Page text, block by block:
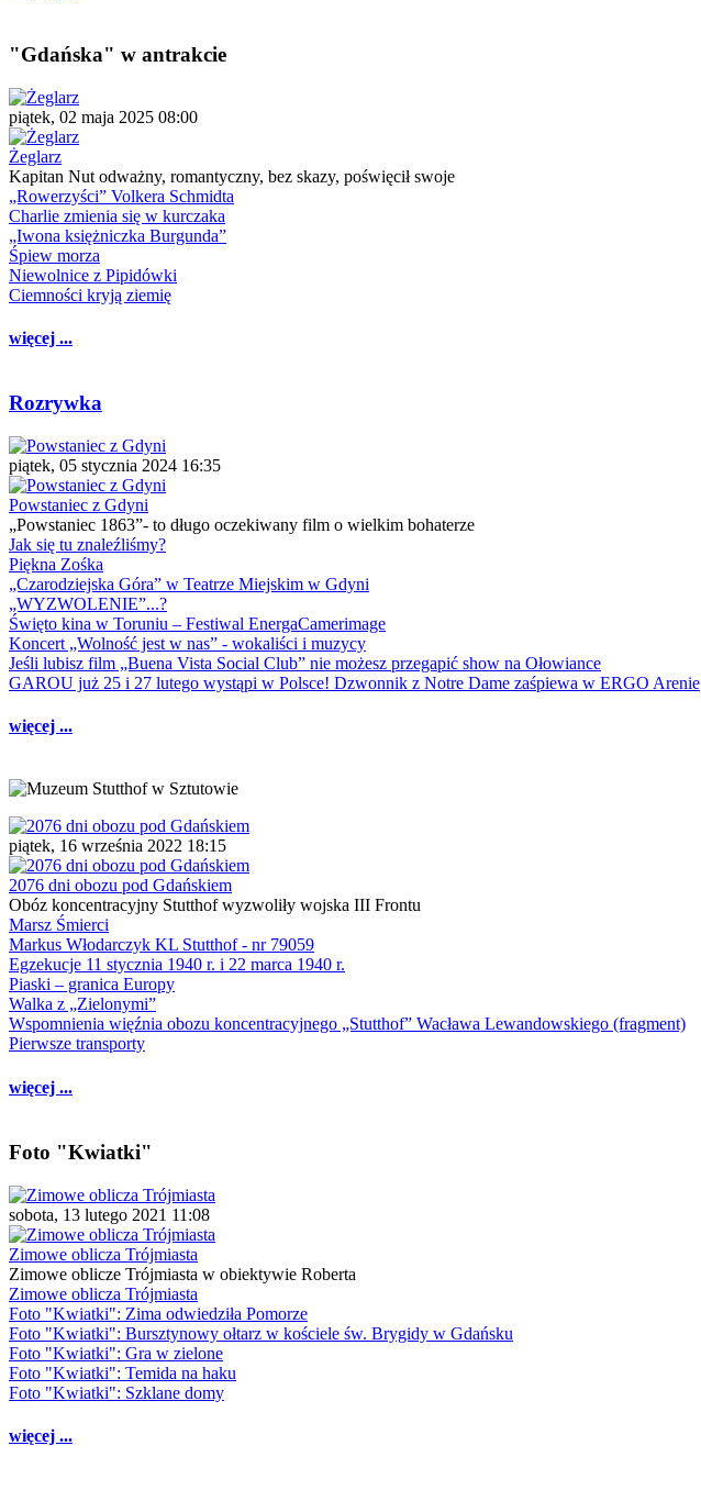
"Gdańska" w antrakcie
piątek, 02 maja 2025 08:00
Żeglarz
Kapitan Nut odważny, romantyczny, bez skazy, poświęcił swoje
„Rowerzyści” Volkera Schmidta
Charlie zmienia się w kurczaka
„Iwona księżniczka Burgunda”
Śpiew morza
Niewolnice z Pipidówki
Ciemności kryją ziemię
więcej ...
Rozrywka
piątek, 05 stycznia 2024 16:35
Powstaniec z Gdyni
„Powstaniec 1863”- to długo oczekiwany film o wielkim bohaterze
Jak się tu znaleźliśmy?
Piękna Zośka
„Czarodziejska Góra” w Teatrze Miejskim w Gdyni
„WYZWOLENIE”...?
Święto kina w Toruniu – Festiwal EnergaCamerimage
Koncert „Wolność jest w nas” - wokaliści i muzycy
Jeśli lubisz film „Buena Vista Social Club” nie możesz przegapić show na Ołowiance
GAROU już 25 i 27 lutego wystąpi w Polsce! Dzwonnik z Notre Dame zaśpiewa w ERGO Arenie
więcej ...
piątek, 16 września 2022 18:15
2076 dni obozu pod Gdańskiem
Obóz koncentracyjny Stutthof wyzwoliły wojska III Frontu
Marsz Śmierci
Markus Włodarczyk KL Stutthof - nr 79059
Egzekucje 11 stycznia 1940 r. i 22 marca 1940 r.
Piaski – granica Europy
Walka z „Zielonymi”
Wspomnienia więźnia obozu koncentracyjnego „Stutthof” Wacława Lewandowskiego (fragment)
Pierwsze transporty
więcej ...
Foto "Kwiatki"
sobota, 13 lutego 2021 11:08
Zimowe oblicza Trójmiasta
Zimowe oblicze Trójmiasta w obiektywie Roberta
Zimowe oblicza Trójmiasta
Foto "Kwiatki": Zima odwiedziła Pomorze
Foto "Kwiatki": Bursztynowy ołtarz w kościele św. Brygidy w Gdańsku
Foto "Kwiatki": Gra w zielone
Foto "Kwiatki": Temida na haku
Foto "Kwiatki": Szklane domy
więcej ...